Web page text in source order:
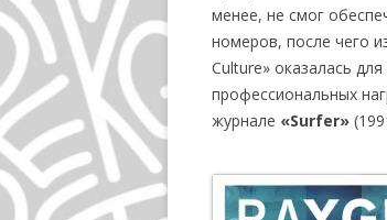
менее, не смог
номеров, после чего
Culture» оказалась
профессиональных
журнале «Surfer»